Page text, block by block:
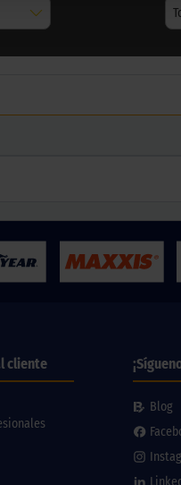
cliente
Blog